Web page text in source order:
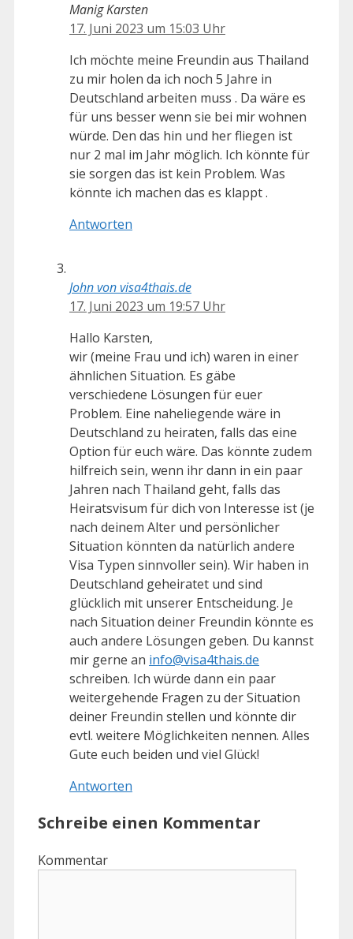
Manig Karsten
17. Juni 2023 um 15:03 Uhr
Ich möchte meine Freundin aus Thailand
zu mir holen da ich noch 5 Jahre in
Deutschland arbeiten muss . Da wäre es
für uns besser wenn sie bei mir wohnen
würde. Den das hin und her fliegen ist
nur 2 mal im Jahr möglich. Ich könnte für
sie sorgen das ist kein Problem. Was
könnte ich machen das es klappt .
Antworten
John von visa4thais.de
17. Juni 2023 um 19:57 Uhr
Hallo Karsten,
wir (meine Frau und ich) waren in einer
ähnlichen Situation. Es gäbe
verschiedene Lösungen für euer
Problem. Eine naheliegende wäre in
Deutschland zu heiraten, falls das eine
Option für euch wäre. Das könnte zudem
hilfreich sein, wenn ihr dann in ein paar
Jahren nach Thailand geht, falls das
Heiratsvisum für dich von Interesse ist (je
nach deinem Alter und persönlicher
Situation könnten da natürlich andere
Visa Typen sinnvoller sein). Wir haben in
Deutschland geheiratet und sind
glücklich mit unserer Entscheidung. Je
nach Situation deiner Freundin könnte es
auch andere Lösungen geben. Du kannst
mir gerne an info@visa4thais.de
schreiben. Ich würde dann ein paar
weitergehende Fragen zu der Situation
deiner Freundin stellen und könnte dir
evtl. weitere Möglichkeiten nennen. Alles
Gute euch beiden und viel Glück!
Antworten
Schreibe einen Kommentar
Kommentar